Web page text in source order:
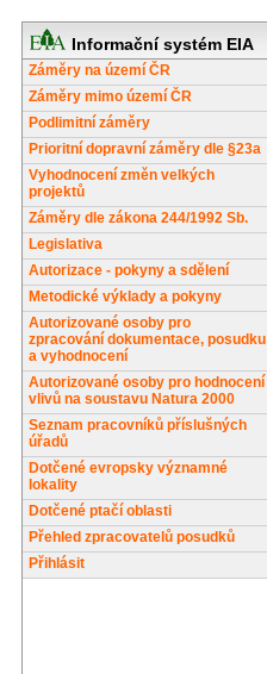
Informační systém EIA
Záměry na území ČR
Záměry mimo území ČR
Podlimitní záměry
Prioritní dopravní záměry dle §23a
Vyhodnocení změn velkých
projektů
Záměry dle zákona 244/1992 Sb.
Legislativa
Autorizace - pokyny a sdělení
Metodické výklady a pokyny
Autorizované osoby pro
zpracování dokumentace, posudku
a vyhodnocení
Autorizované osoby pro hodnocení
vlivů na soustavu Natura 2000
Seznam pracovníků příslušných
úřadů
Dotčené evropsky významné
lokality
Dotčené ptačí oblasti
Přehled zpracovatelů posudků
Přihlásit